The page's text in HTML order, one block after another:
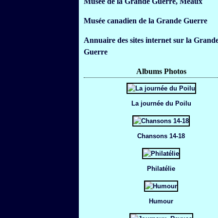
Musée canadien de la Grande Guerre
Annuaire des sites internet sur la
Guerre
Albums Photos
La journée du Poilu
Chansons 14-18
Philatélie
Humour